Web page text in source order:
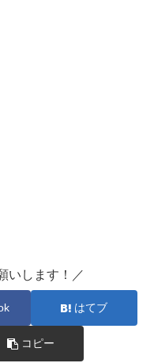
いします！／
はてブ
コピー